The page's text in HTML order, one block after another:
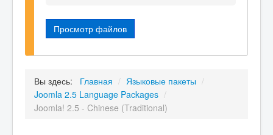
Просмотр файлов
Вы здесь: Главная / Языковые пакеты /
Joomla 2.5 Language Packages /
Joomla! 2.5 - Chinese (Traditional)